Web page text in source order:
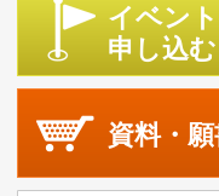
イベン
申し込む
資料・